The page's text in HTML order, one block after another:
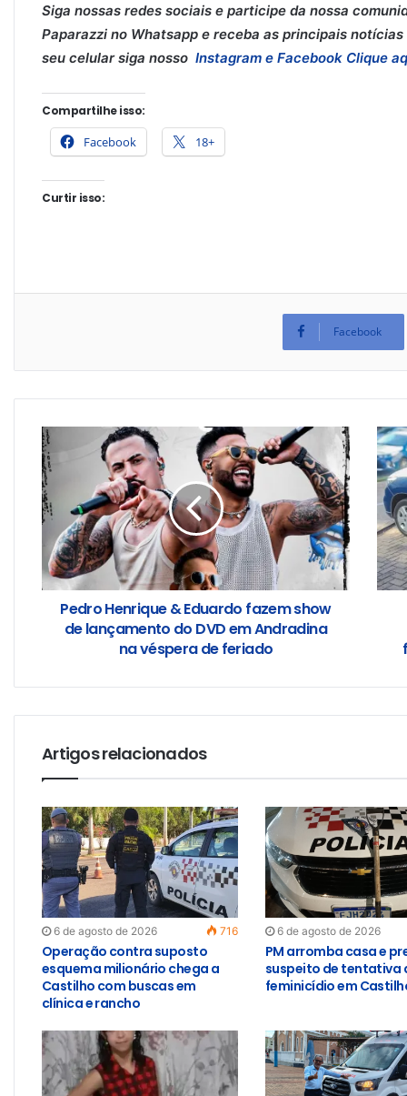
Siga nossas redes sociais e participe da nossa
Paparazzi no Whatsapp e receba as principais
seu celular siga nosso Instagram e Facebook Clique
Compartilhe isso:
Facebook 18+
Curtir isso:
Facebook
Pedro Henrique & Eduardo fazem show
de lançamento do DVD em Andradina
na véspera de feriado
Artigos relacionados
6 de agosto de 2026 716
Operação contra suposto
esquema milionário chega a
Castilho com buscas em
clínica e rancho
6 de agosto de 2026
PM arromba casa e
suspeito de tentativa
feminicídio em